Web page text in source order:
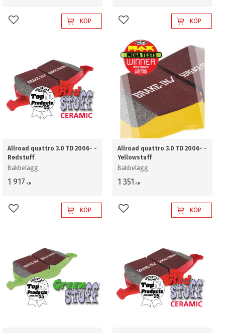
Lägg till i favoriterKÖP Lägg till i favoriterKÖP
Allroad quattro 3.0 TD 2006- -
Redstuff
Bakbelägg
1 917 KR
Lägg till i favoriterKÖP
Allroad quattro 3.0 TD 2006- -
Yellowstuff
Bakbelägg
1 351 KR
Lägg till i favoriterKÖP